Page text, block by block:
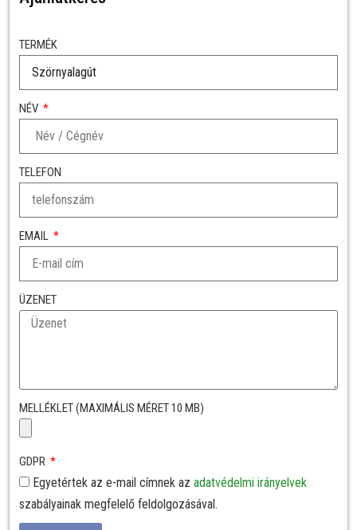
TERMÉK
NÉV
TELEFON
EMAIL
ÜZENET
MELLÉKLET (MAXIMÁLIS MÉRET 10 MB)
GDPR
Egyetértek az e-mail címnek az adatvédelmi irányelvek
szabályainak megfelelő feldolgozásával.